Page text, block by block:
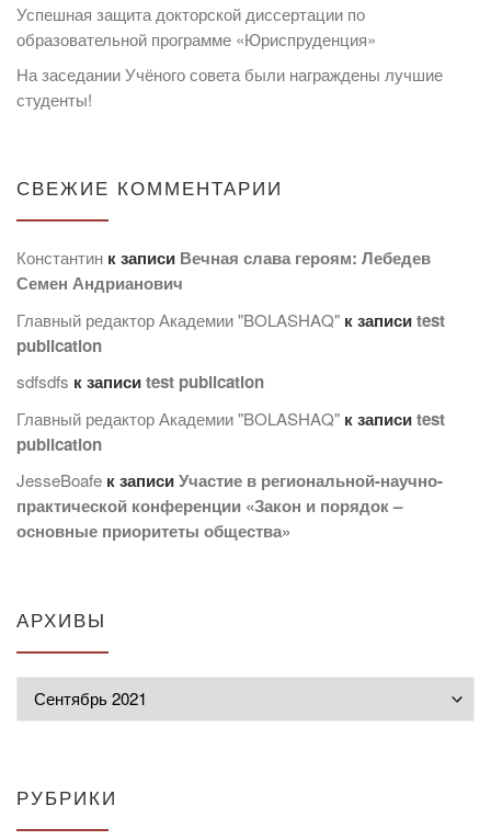
Успешная защита докторской диссертации по
образовательной программе «Юриспруденция»
На заседании Учёного совета были награждены лучшие
студенты!
СВЕЖИЕ КОММЕНТАРИИ
Константин к записи Вечная слава героям: Лебедев
Семен Андрианович
Главный редактор Академии "BOLASHAQ" к записиtest
publication
sdfsdfs к записиtest publication
Главный редактор Академии "BOLASHAQ" к записиtest
publication
JesseBoafe к записиУчастие в региональной-научно-
практической конференции «Закон и порядок –
основные приоритеты общества»
АРХИВЫ
РУБРИКИ